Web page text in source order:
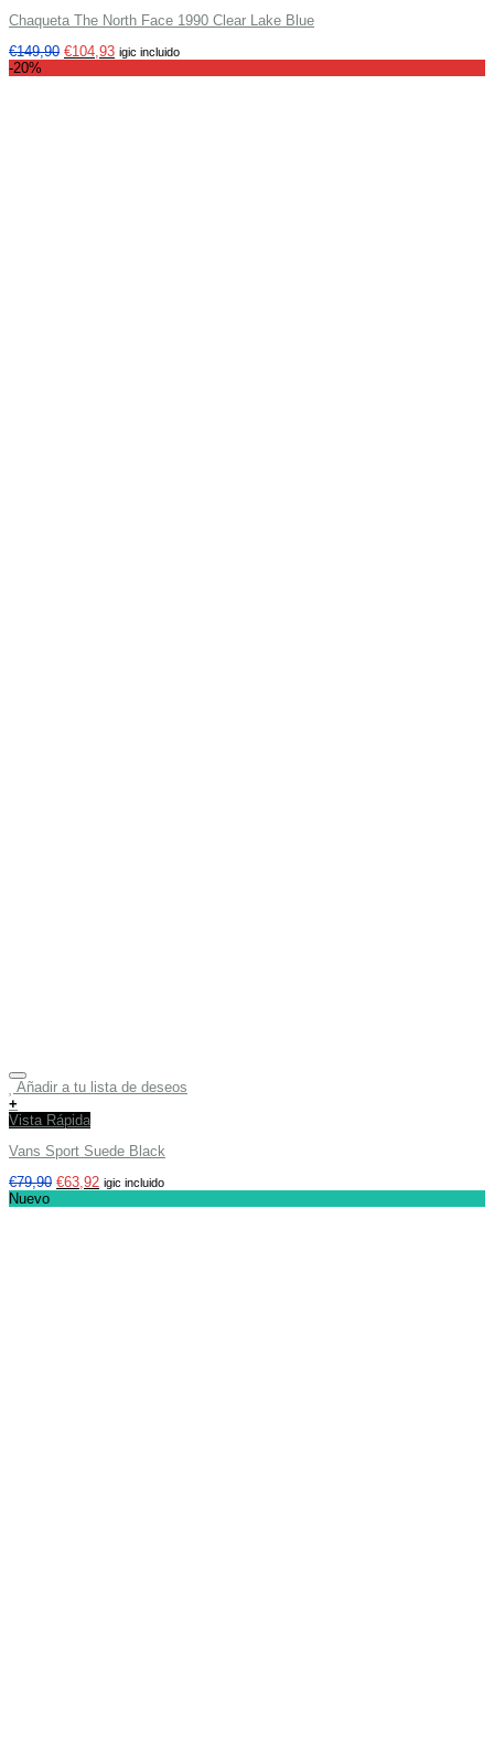
Chaqueta The North Face 1990 Clear Lake Blue
€149,90 €104,93 igic incluido
-20%
Añadir a tu lista de deseos
+
Vista Rápida
Vans Sport Suede Black
€79,90 €63,92 igic incluido
Nuevo